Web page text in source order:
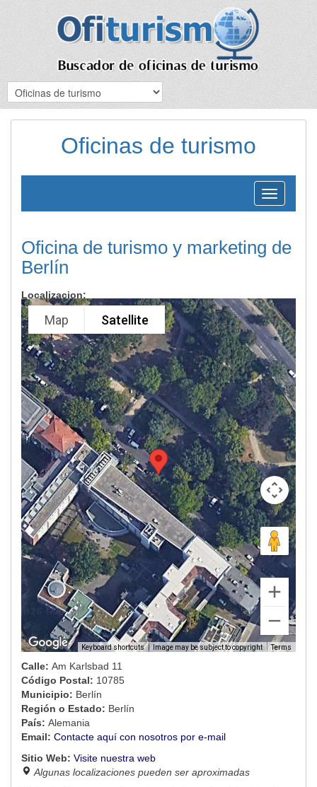
Oficinas de turismo
Toggle
navigation
Oficina de turismo y marketing de
Berlín
Localizacion:
Map Satellite
Keyboard shortcuts Image may be subject to copyright Terms
Calle: Am Karlsbad 11
Código Postal: 10785
Municipio: Berlín
Región o Estado: Berlín
País: Alemania
Email: Contacte aquí con nosotros por e-mail
Sitio Web: Visite nuestra web
Algunas localizaciones pueden ser aproximadas